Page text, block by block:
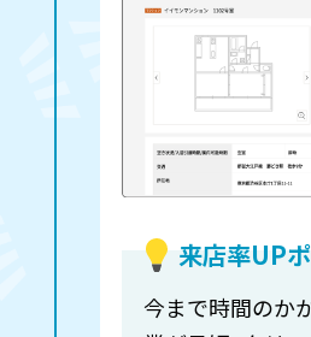
来店率UP
今まで時間のか